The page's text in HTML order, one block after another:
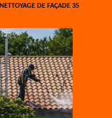
NETTOYAGE DE FAÇADE 35